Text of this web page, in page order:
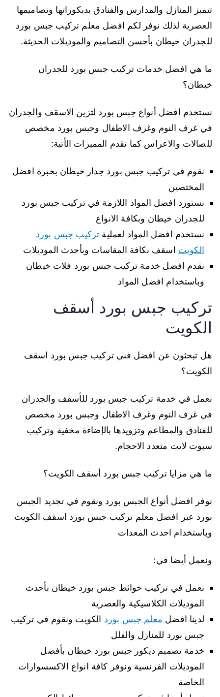
تتميز المنازل والمدارس والفنادق بديكوراتها وتصاميمها
العصرية لذلك نوفر لكم افضل معلم تركيب جبس بورد
للجدران خيطان بأحسن التصاميم والموديلات الحديثة.
ما هي افضل خدمات تركيب جبس بورد للجدران
خيطان؟
نستخدم افضل أنواع جبس بورد لتزين الاسقف والجدران
في غرف النوم وغرف الاطفال وجبس بورد مخصص
للصالات والاعراس كما نقدم المميزات الأتية:
نقوم في تركيب جبس بورد جدار خيطان بخبرة افضل
المختصين
نستورد افضل المواد اللازمة في تركيب جبس بورد
للجدران خيطان وبكافة الانواع
نستخدم افضل المواد لعملية تركيب جبس بورد
الكويت اسقف بكافة المقاسات وبأحدث الموديلات
نقدم افضل خدمة تركيب جبس بورد فلات خيطان
وباستخدام افضل المواد
تركيب جبس بورد أسقف
الكويت
هل تبحثون عن افضل فني تركيب جبس بورد اسقف
الكويت؟
نعمل في خدمة تركيب جبس بورد للأسقف والجدران
في غرف النوم وغرف الاطفال وجبس بورد مخصص
للفنادق والمطاعم وتزويدها بالإضاءة مخفية وتركيب
سبوت لايت متعدد الاحجام.
ما هي مزايا تركيب جبس بورد أسقف الكويت؟
نوفر افضل أنواع الجبس بورد ونقوم في تجديد الجبس
بورد عبر افضل معلم تركيب جبس بورد اسقف الكويت
وباستخدام احدث المعدات
ونعمل أيضا في:
نعمل في تركيب حوائط جبس بورد خيطان بأحدث
الموديلات الكلاسيكية والعصرية
لدينا افضل معلم جبس بورد الكويت ونقوم في تركيب
جبس بورد للمنازل والفلل
خدمة تصميم ديكور جبس بورد خيطان بأفضل
الموديلات الفرنسية ونوفر كافة انواع الاكسسوارات
الخاصة